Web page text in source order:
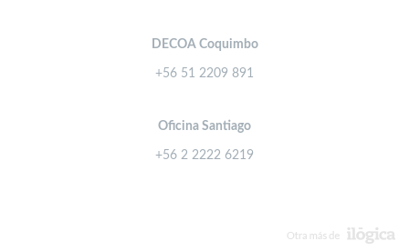
DECOA Coquimbo
+56 51 2209 891
Oficina Santiago
+56 2 2222 6219